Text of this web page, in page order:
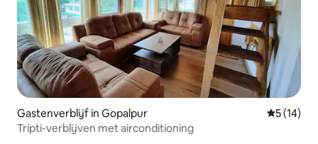
Gastenverblijf in Gopalpur
5 (14)
Tripti-verblijven met airconditioning